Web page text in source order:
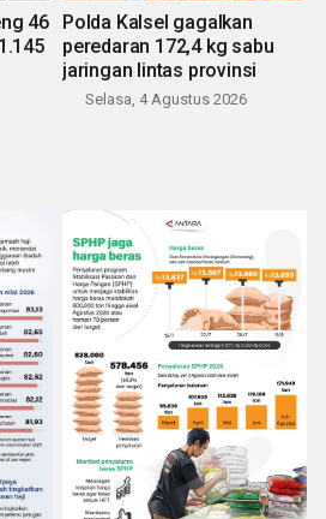
46
Polda Kalsel gagalkan
peredaran 172,4 kg sabu
jaringan lintas provinsi
Selasa, 4 Agustus 2026